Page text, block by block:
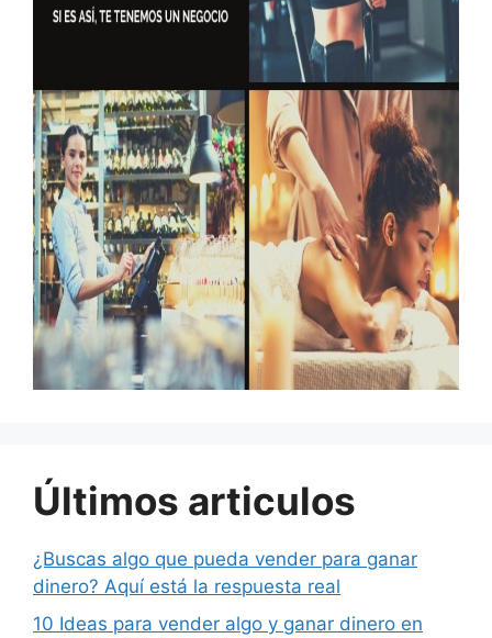
Últimos articulos
¿Buscas algo que pueda vender para ganar
dinero? Aquí está la respuesta real
10 Ideas para vender algo y ganar dinero en